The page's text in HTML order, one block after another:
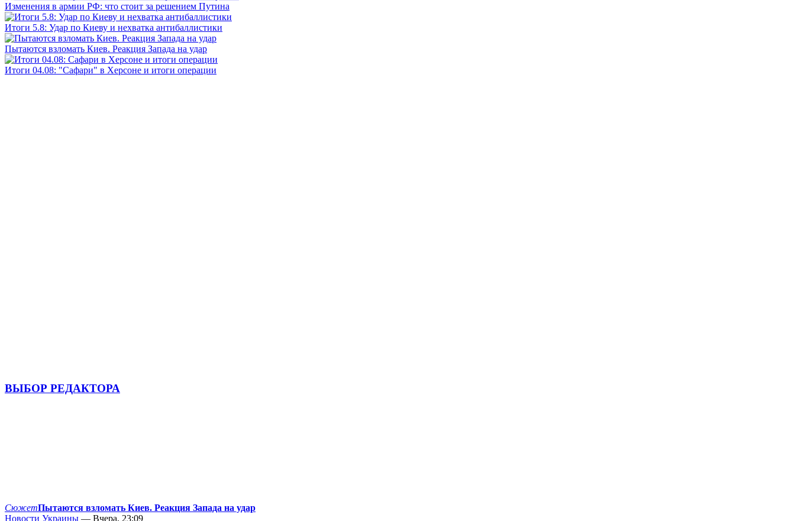
Изменения в армии РФ: что стоит за решением Путина
Итоги 5.8: Удар по Киеву и нехватка антибаллистики
Пытаются взломать Киев. Реакция Запада на удар
Итоги 04.08: "Сафари" в Херсоне и итоги операции
ВЫБОР РЕДАКТОРА
СюжетПытаются взломать Киев. Реакция Запада на удар
Новости Украины — Вчера, 23:09